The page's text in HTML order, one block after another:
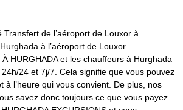
de l’aéroport de Louxor à
à l’aéroport de Louxor.
À HURGHADA et les chauffeurs à Hurghada
24 et 7j/7. Cela signifie que vous pouvez
à l’heure qui vous convient. De plus, nos
savez donc toujours ce que vous payez.